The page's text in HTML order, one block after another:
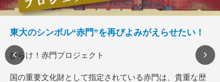
東大のシンボル“赤門”を再びよみがえらせたい！
ひらけ！赤門プロジェクト
国の重要文化財として指定されている赤門は、貴重な歴